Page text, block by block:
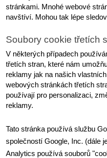
stránkami. Mnohé webové
navštíví. Mohou tak lépe
Soubory cookie třetích
V některých případech
třetích stran, které nám
reklamy jak na našich
webových stránkách třetích
používají pro personalizaci,
reklamy.
Tato stránka používá službu
společností Google, Inc. (dále
Analytics používá souborů